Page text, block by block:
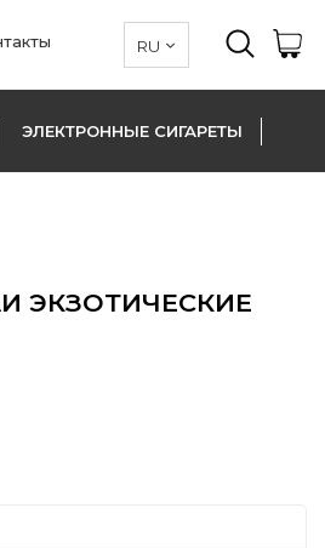
ЭЛЕКТРОННЫЕ СИГАРЕТЫ
ЭКЗОТИЧЕСКИЕ